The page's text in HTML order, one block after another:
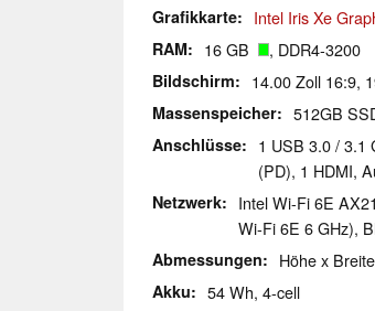
Grafikkarte Intel Iris Xe
RAM 16 GB , DDR4-3200
Bildschirm 14.00 Zoll 16:9,
Massenspeicher 512GB
Anschlüsse
1 USB 3.0 / 3.1
(PD), 1 HDMI,
Netzwerk
Intel Wi-Fi 6E
Wi-Fi 6E 6 GHz),
Abmessungen Höhe x
Akku 54 Wh, 4-cell